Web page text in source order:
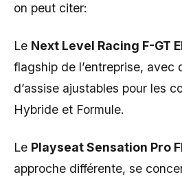
on peut citer:
Le Next Level Racing F-GT
flagship de l’entreprise, avec
d’assise ajustables pour les
Hybride et Formule.
Le Playseat Sensation Pro
approche différente, se